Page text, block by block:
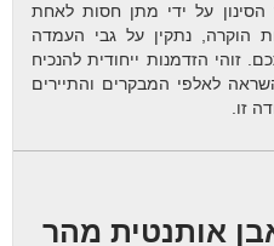
על ידי מתן חסות לאחת
הוקרה, נתקין על גבי העמדה
זוהי הזדמנות ייחודית להנכיח
לאלפי המבקרים והתיירים
זו.
אותנטית מהר